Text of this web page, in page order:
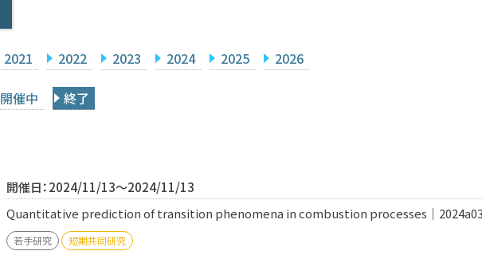
2021 2022 2023 2024 2025 2026
開催中 終了
開催日：2024/11/13～2024/11/13
Quantitative prediction of transition phenomena in combustion processes｜
若手研究 短期共同研究